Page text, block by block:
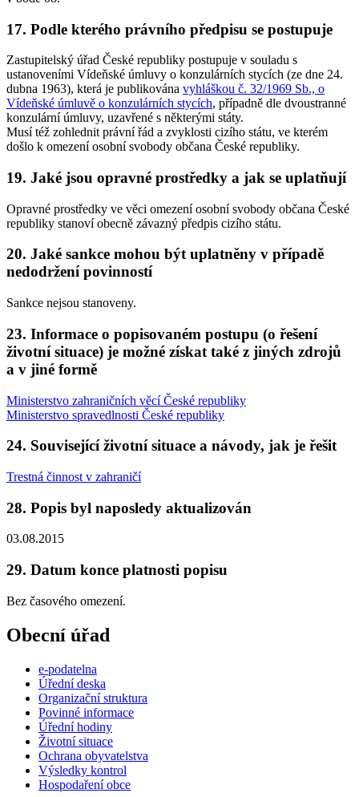
17. Podle kterého právního předpisu se postupuje
Zastupitelský úřad České republiky postupuje v souladu s
ustanoveními Vídeňské úmluvy o konzulárních stycích (ze dne 24.
dubna 1963), která je publikována vyhláškou č. 32/1969 Sb., o
Vídeňské úmluvě o konzulárních stycích, případně dle dvoustranné
konzulární úmluvy, uzavřené s některými státy.
Musí též zohlednit právní řád a zvyklosti cizího státu, ve kterém
došlo k omezení osobní svobody občana České republiky.
19. Jaké jsou opravné prostředky a jak se uplatňují
Opravné prostředky ve věci omezení osobní svobody občana České
republiky stanoví obecně závazný předpis cizího státu.
20. Jaké sankce mohou být uplatněny v případě
nedodržení povinností
Sankce nejsou stanoveny.
23. Informace o popisovaném postupu (o řešení
životní situace) je možné získat také z jiných zdrojů
a v jiné formě
Ministerstvo zahraničních věcí České republiky
Ministerstvo spravedlnosti České republiky
24. Související životní situace a návody, jak je řešit
Trestná činnost v zahraničí
28. Popis byl naposledy aktualizován
03.08.2015
29. Datum konce platnosti popisu
Bez časového omezení.
Obecní úřad
e-podatelna
Úřední deska
Organizační struktura
Povinné informace
Úřední hodiny
Životní situace
Ochrana obyvatelstva
Výsledky kontrol
Hospodaření obce